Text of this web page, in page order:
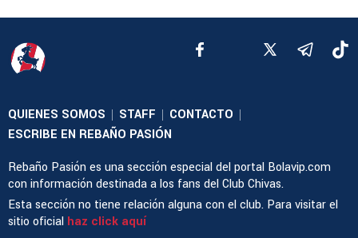
QUIENES SOMOS | STAFF | CONTACTO |
ESCRIBE EN REBAÑO PASIÓN
Rebaño Pasión es una sección especial del portal Bolavip.com
con información destinada a los fans del Club Chivas.
Esta sección no tiene relación alguna con el club. Para visitar el
sitio oficial haz click aquí